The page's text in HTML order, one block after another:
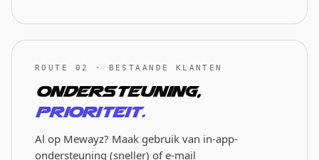
ROUTE 02 · BESTAANDE KLANTEN
Ondersteuning,
prioriteit.
Al op Mewayz? Maak gebruik van in-app-
ondersteuning (sneller) of e-mail